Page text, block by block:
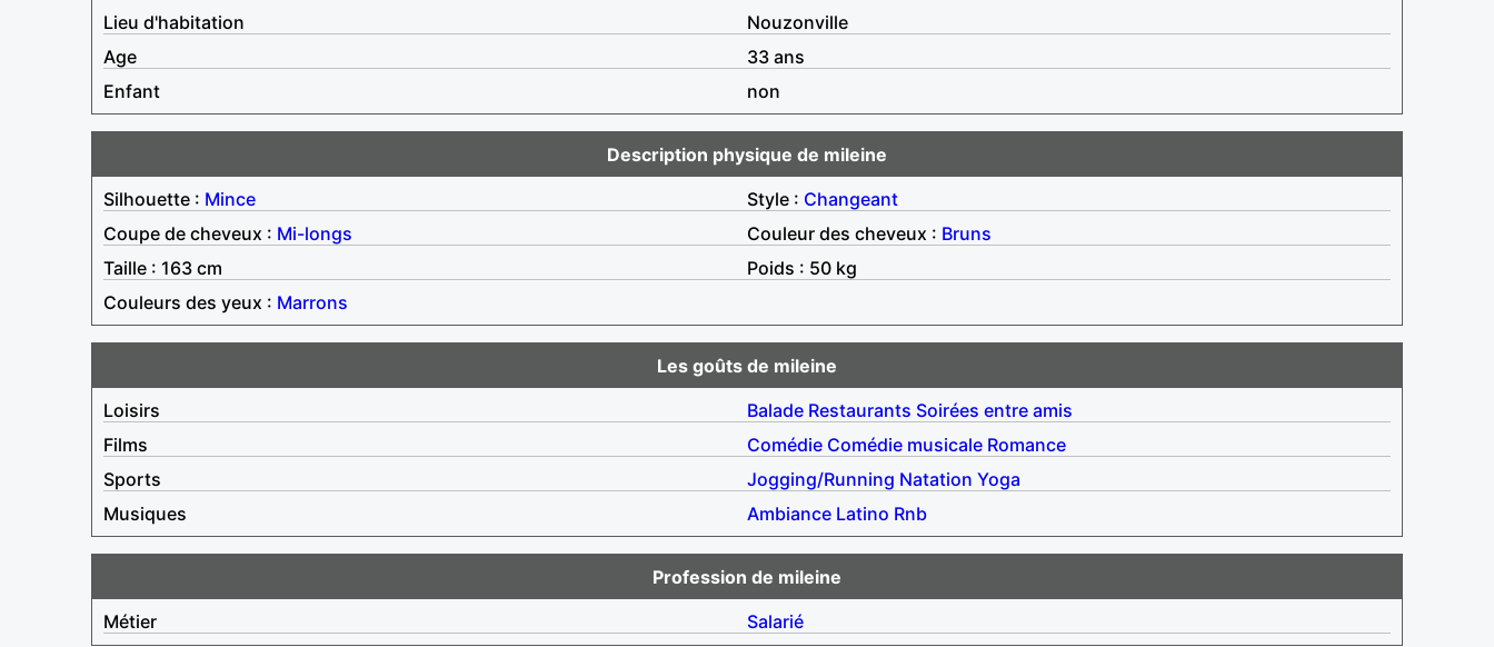
Lieu d'habitation
Nouzonville
Age
33 ans
Enfant
non
Description physique de mileine
Silhouette : Mince Style : Changeant
Coupe de cheveux : Mi-longs Couleur des cheveux : Bruns
Taille : 163 cm
Poids : 50 kg
Couleurs des yeux : Marrons
Les goûts de mileine
Loisirs
Balade Restaurants Soirées entre amis
Films
Comédie Comédie musicale Romance
Sports
Jogging/Running Natation Yoga
Musiques
Ambiance Latino Rnb
Profession de mileine
Métier
Salarié